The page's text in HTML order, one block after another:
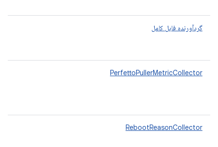
گردآورنده فایل کامل
PerfettoPullerMetricCollector
RebootReasonCollector